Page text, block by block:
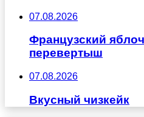
07.08.2026
Французский
перевертыш
07.08.2026
Вкусный чизкейк